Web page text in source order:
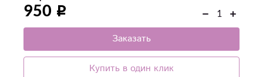
950
Заказать
Купить в один клик